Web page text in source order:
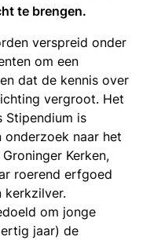
te brengen.
verspreid onder
om een
dat de kennis over
vergroot. Het
Stipendium is
onderzoek naar het
Kerken,
roerend erfgoed
kerkzilver.
om jonge
jaar) de